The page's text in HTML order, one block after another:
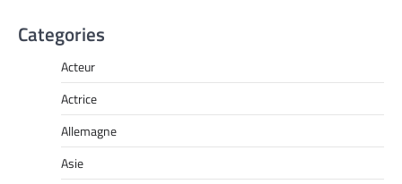
Categories
Acteur
Actrice
Allemagne
Asie